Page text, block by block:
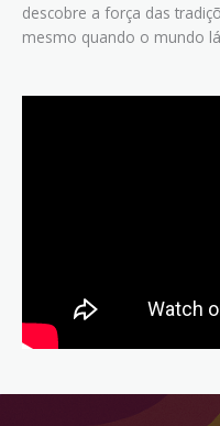
descobre a força das
mesmo quando o mundo